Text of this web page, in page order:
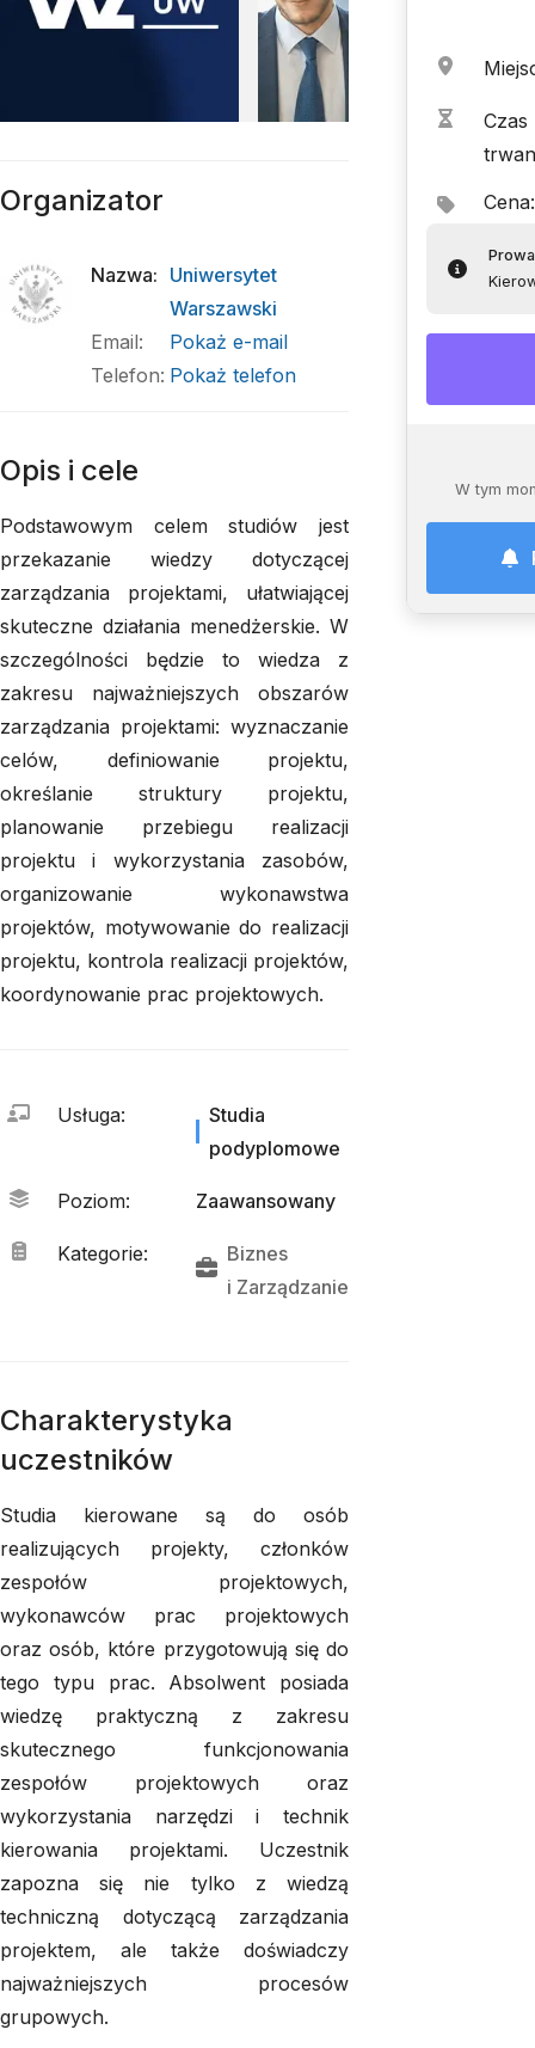
Czas
Cena:
W tym
Organizator
Nazwa: Uniwersytet
Warszawski
Email:
Pokaż e-mail
Telefon: Pokaż telefon
Opis i cele
Podstawowym celem studiów jest
przekazanie wiedzy dotyczącej
zarządzania projektami, ułatwiającej
skuteczne działania menedżerskie. W
szczególności będzie to wiedza z
zakresu najważniejszych obszarów
zarządzania projektami: wyznaczanie
celów, definiowanie projektu,
określanie struktury projektu,
planowanie przebiegu realizacji
projektu i wykorzystania zasobów,
organizowanie wykonawstwa
projektów, motywowanie do realizacji
projektu, kontrola realizacji projektów,
koordynowanie prac projektowych.
Usługa:
Studia
podyplomowe
Poziom: Zaawansowany
Kategorie:
Biznes
i Zarządzanie
Charakterystyka
uczestników
Studia kierowane są do osób
realizujących projekty, członków
zespołów projektowych,
wykonawców prac projektowych
oraz osób, które przygotowują się do
tego typu prac. Absolwent posiada
wiedzę praktyczną z zakresu
skutecznego funkcjonowania
zespołów projektowych oraz
wykorzystania narzędzi i technik
kierowania projektami. Uczestnik
zapozna się nie tylko z wiedzą
techniczną dotyczącą zarządzania
projektem, ale także doświadczy
najważniejszych procesów
grupowych.